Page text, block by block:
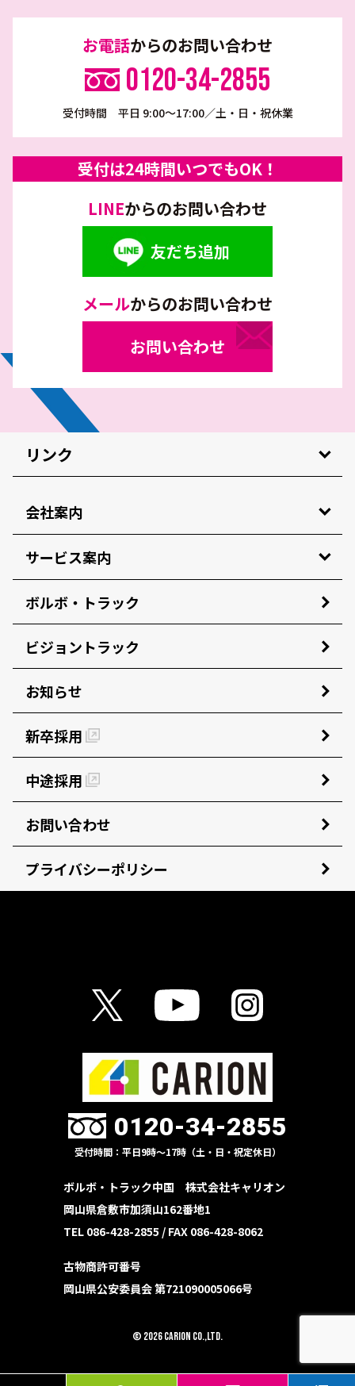
お電話からのお問い合わせ
0120-34-2855
受付時間 平日 9:00～17:00／土・日・祝休業
受付は24時間いつでもOK！
LINEからのお問い合わせ
友だち追加
メールからのお問い合わせ
お問い合わせ
リンク
会社案内
サービス案内
ボルボ・トラック
ビジョントラック
お知らせ
新卒採用
中途採用
お問い合わせ
プライバシーポリシー
0120-34-2855
受付時間：平日9時〜17時（土・日・祝定休日）
ボルボ・トラック中国 株式会社キャリオン
岡山県倉敷市加須山162番地1
TEL 086-428-2855 / FAX 086-428-8062
古物商許可番号
岡山県公安委員会 第721090005066号
© 2026 CARION Co.,Ltd.